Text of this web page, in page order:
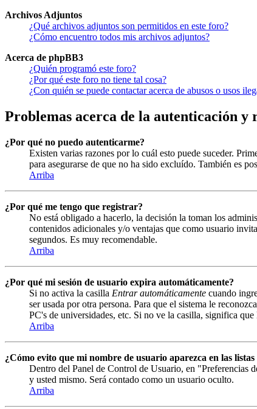
Archivos Adjuntos
¿Qué archivos adjuntos son permitidos en este foro?
¿Cómo encuentro todos mis archivos adjuntos?
Acerca de phpBB3
¿Quién programó este foro?
¿Por qué este foro no tiene tal cosa?
¿Con quién se puede contactar acerca de abusos o usos
Problemas acerca de la autenticación y
¿Por qué no puedo autenticarme?
Existen varias razones por lo cuál esto puede suceder.
para asegurarse de que no ha sido excluído. También es
Arriba
¿Por qué me tengo que registrar?
No está obligado a hacerlo, la decisión la toman los
contenidos adicionales y/o ventajas que como usuario
segundos. Es muy recomendable.
Arriba
¿Por qué mi sesión de usuario expira automáticamente?
Si no activa la casilla Entrar automáticamente cuando
ser usada por otra persona. Para que el sistema le
PC's de universidades, etc. Si no ve la casilla, significa
Arriba
¿Cómo evito que mi nombre de usuario aparezca en las
Dentro del Panel de Control de Usuario, en "Preferencias
y usted mismo. Será contado como un usuario oculto.
Arriba